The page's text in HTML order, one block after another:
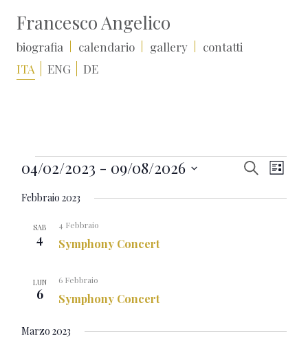
Francesco Angelico
biografia calendario gallery
contatti
ITA
ENG DE
Eventi Eventi
Ricerca
viste
Cerca
Viste
Lista
04/02/2023 - 09/08/2026
la
Febbraio 2023
SAB
4 Symphony Concert
4 Febbraio
LUN
6 Symphony Concert
6 Febbraio
Marzo 2023